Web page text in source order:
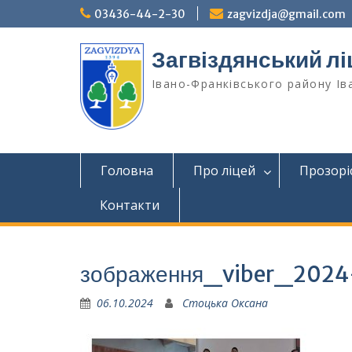
до
03436-44-2-30 zagvizdja@gmail.com
Загвіздянський
Івано-Франківського району
Головна Про ліцей
Контакти
06.10.2024 Стоцька Оксана